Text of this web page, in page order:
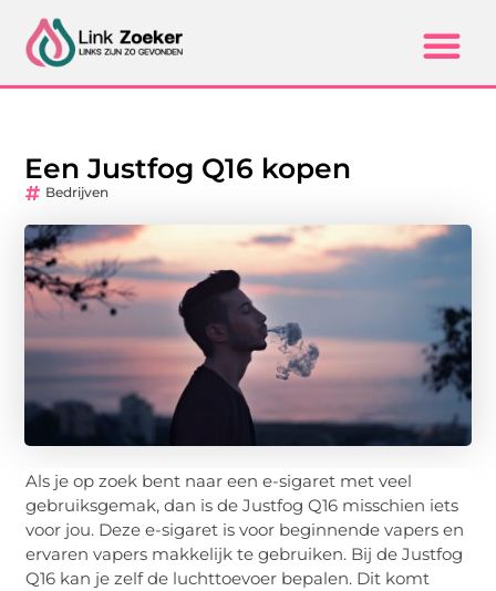
Een Justfog Q16 kopen
Bedrijven
Als je op zoek bent naar een e-sigaret met veel
gebruiksgemak, dan is de Justfog Q16 misschien iets
voor jou. Deze e-sigaret is voor beginnende vapers en
ervaren vapers makkelijk te gebruiken. Bij de Justfog
Q16 kan je zelf de luchttoevoer bepalen. Dit komt